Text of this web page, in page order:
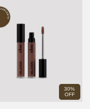
30%
OFF